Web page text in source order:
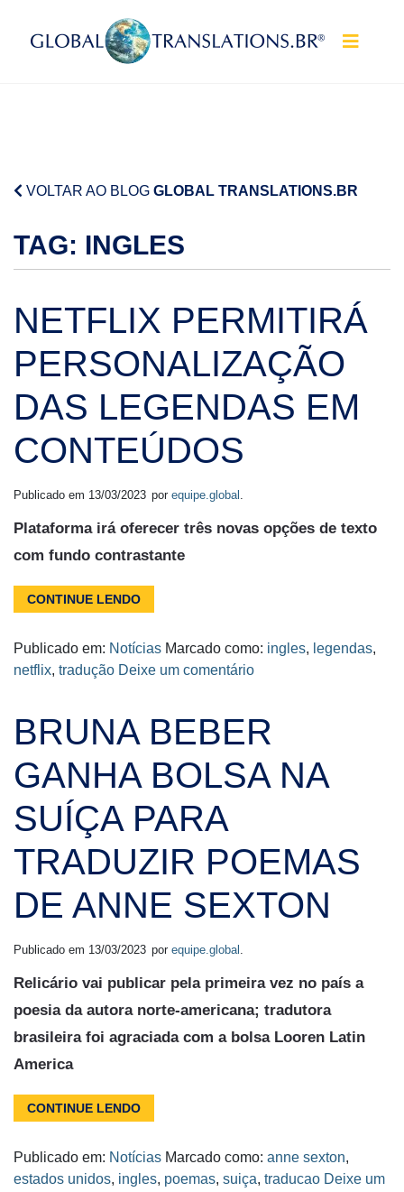
Pular para o conteúdo
VOLTAR AO BLOG GLOBAL TRANSLATIONS.BR
TAG: INGLES
NETFLIX PERMITIRÁ
PERSONALIZAÇÃO
DAS LEGENDAS EM
CONTEÚDOS
Publicado em 13/03/2023 por equipe.global .
Plataforma irá oferecer três novas opções de texto
com fundo contrastante
CONTINUE LENDO
Publicado em: Notícias Marcado como: ingles, legendas,
netflix, tradução Deixe um comentário
BRUNA BEBER
GANHA BOLSA NA
SUÍÇA PARA
TRADUZIR POEMAS
DE ANNE SEXTON
Publicado em 13/03/2023 por equipe.global .
Relicário vai publicar pela primeira vez no país a
poesia da autora norte-americana; tradutora
brasileira foi agraciada com a bolsa Looren Latin
America
CONTINUE LENDO
Publicado em: Notícias Marcado como: anne sexton,
estados unidos, ingles, poemas, suiça, traducao Deixe um